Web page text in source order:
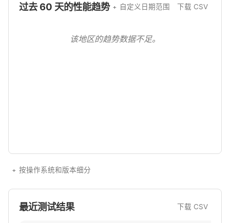
过去 60 天的性能趋势 自定义日期范围 下载 CSV
该地区的趋势数据不足。
按操作系统和版本细分
最近测试结果 下载 CSV